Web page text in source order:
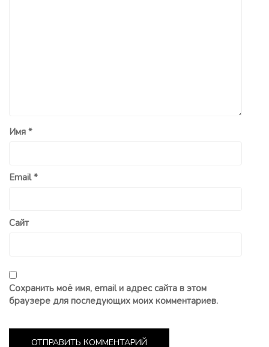
Имя *
Email*
Сайт
Сохранить моё имя, email и адрес сайта в этом
браузере для последующих моих комментариев.